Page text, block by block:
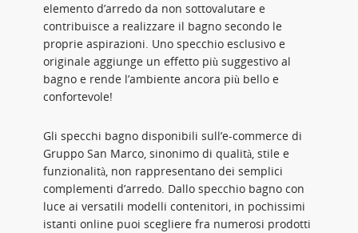
elemento d’arredo da non sottovalutare e
contribuisce a realizzare il bagno secondo le
proprie aspirazioni. Uno specchio esclusivo e
originale aggiunge un effetto più suggestivo al
bagno e rende l’ambiente ancora più bello e
confortevole!
Gli specchi bagno disponibili sull’e-commerce di
Gruppo San Marco, sinonimo di qualità, stile e
funzionalità, non rappresentano dei semplici
complementi d’arredo. Dallo specchio bagno con
luce ai versatili modelli contenitori, in pochissimi
istanti online puoi scegliere fra numerosi prodotti